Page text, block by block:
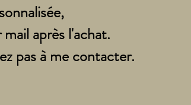
après l'achat.
pas à me contacter.